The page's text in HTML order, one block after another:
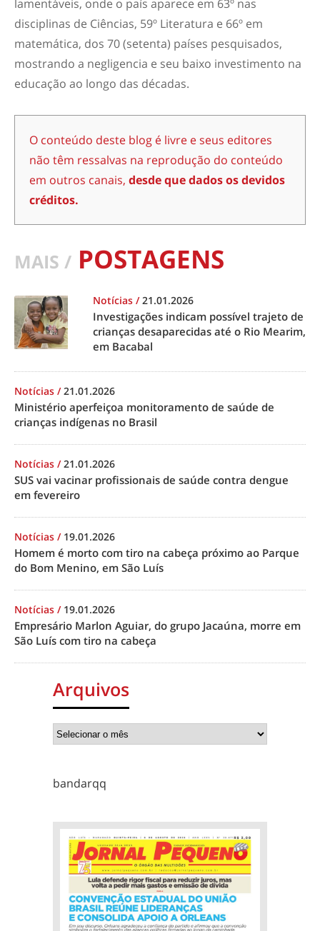
lamentáveis, onde o país aparece em 63º nas
disciplinas de Ciências, 59º Literatura e 66º em
matemática, dos 70 (setenta) países pesquisados,
mostrando a negligencia e seu baixo investimento na
educação ao longo das décadas.
O conteúdo deste blog é livre e seus editores
não têm ressalvas na reprodução do conteúdo
em outros canais, desde que dados os devidos
créditos.
MAIS / POSTAGENS
Notícias /21.01.2026
Investigações indicam possível trajeto de
crianças desaparecidas até o Rio Mearim,
em Bacabal
Notícias /21.01.2026
Ministério aperfeiçoa monitoramento de saúde de
crianças indígenas no Brasil
Notícias /21.01.2026
SUS vai vacinar profissionais de saúde contra dengue
em fevereiro
Notícias / 19.01.2026
Homem é morto com tiro na cabeça próximo ao Parque
do Bom Menino, em São Luís
Notícias / 19.01.2026
Empresário Marlon Aguiar, do grupo Jacaúna, morre em
São Luís com tiro na cabeça
Arquivos
bandarqq